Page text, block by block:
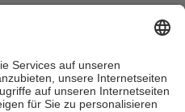
in Höhe von zehn
nie mehr als die tatsächlichen
auch für Online-Apotheken.